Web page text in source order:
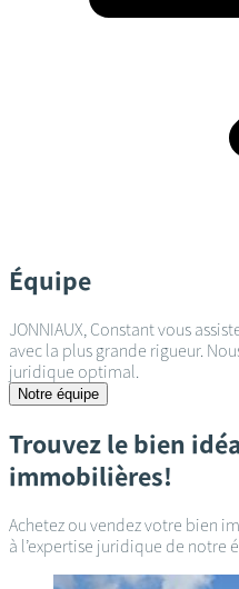
Équipe
JONNIAUX, Constant vous
avec la plus grande rigueur.
juridique optimal.
Notre équipe
Trouvez le bien
immobilières!
Achetez ou vendez votre bien
à l’expertise juridique de notre